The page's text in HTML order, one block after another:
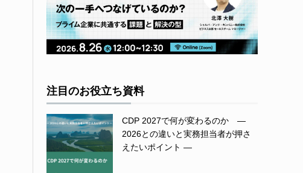
注目のお役立ち資料
CDP 2027で何が変わるのか ―
2026との違いと実務担当者が押さ
えたいポイント ―